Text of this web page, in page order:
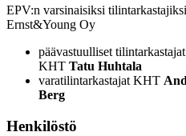
EPV:n varsinaisiksi
Ernst&Young Oy
päävastuulliset
KHT Tatu Huhtala
varatilintarkastajat KHT
Berg
Henkilöstö